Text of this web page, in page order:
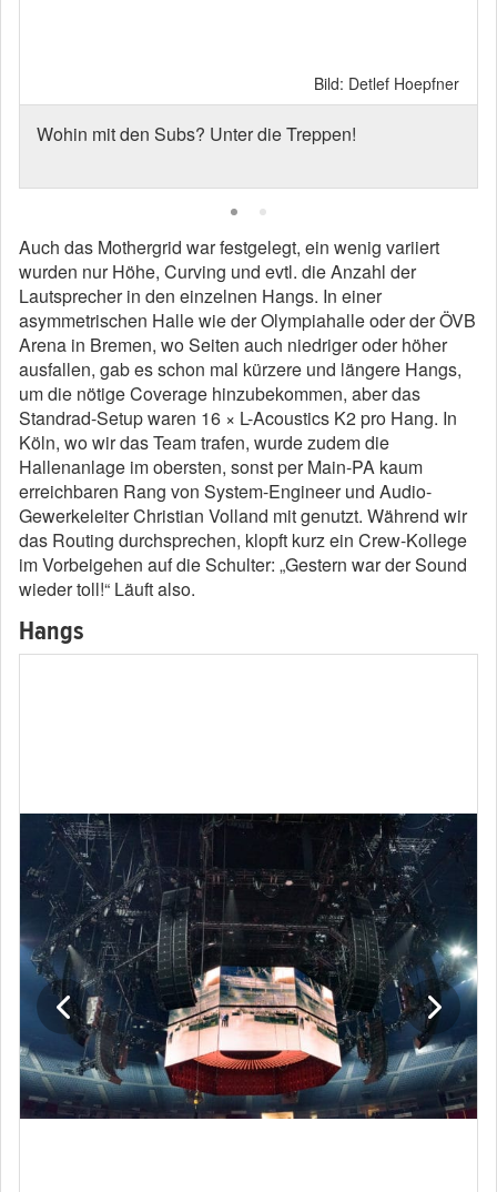
Bild: Detlef Hoepfner
Wohin mit den Subs? Unter die Treppen!
Auch das Mothergrid war festgelegt, ein wenig variiert
wurden nur Höhe, Curving und evtl. die Anzahl der
Lautsprecher in den einzelnen Hangs. In einer
asymmetrischen Halle wie der Olympiahalle oder der ÖVB
Arena in Bremen, wo Seiten auch niedriger oder höher
ausfallen, gab es schon mal kürzere und längere Hangs,
um die nötige Coverage hinzubekommen, aber das
Standrad-Setup waren 16 × L-Acoustics K2 pro Hang. In
Köln, wo wir das Team trafen, wurde zudem die
Hallenanlage im obersten, sonst per Main-PA kaum
erreichbaren Rang von System-Engineer und Audio-
Gewerkeleiter Christian Volland mit genutzt. Während wir
das Routing durchsprechen, klopft kurz ein Crew-Kollege
im Vorbeigehen auf die Schulter: „Gestern war der Sound
wieder toll!“ Läuft also.
Hangs